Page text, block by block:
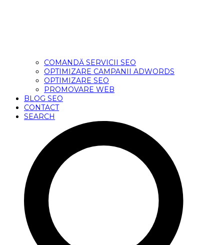
COMANDĂ SERVICII SEO
OPTIMIZARE CAMPANII ADWORDS
OPTIMIZARE SEO
PROMOVARE WEB
BLOG SEO
CONTACT
SEARCH